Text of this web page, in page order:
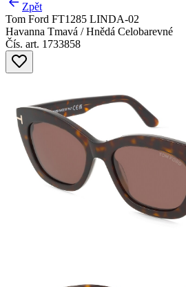
Zpět
Tom Ford FT1285 LINDA-02
Havanna Tmavá / Hnědá Celobarevné
Čís. art. 1733858